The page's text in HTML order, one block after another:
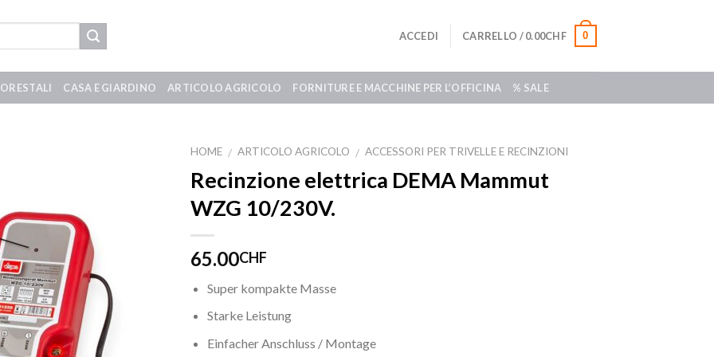
ACCEDI CARRELLO /0.00CHF 0
CASA E GIARDINO ARTICOLO AGRICOLO FORNITURE E MACCHINE PER L’OFFICINA % SALE
HOME / ARTICOLO AGRICOLO / ACCESSORI PER TRIVELLE E RECINZIONI
Recinzione elettrica DEMA Mammut
WZG 10/230V.
65.00CHF
Super kompakte Masse
Starke Leistung
Einfacher Anschluss / Montage